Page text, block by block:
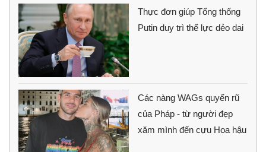
Thực đơn giúp Tổng thống
Putin duy trì thể lực dẻo dai
Các nàng WAGs quyến rũ
của Pháp - từ người đẹp
xăm mình đến cựu Hoa hậu